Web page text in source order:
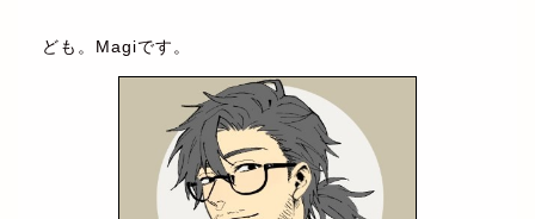
ども。Magiです。